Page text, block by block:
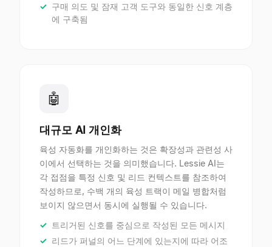
구매 의도 및 잠재 고객 도구와 동일한 신호 계층
에 구축됨
🤖
대규모 AI 개인화
육성 자동화를 개인화하는 것은 확장성과 관련성 사
이에서 선택하는 것을 의미했습니다. Lessie AI는
각 접점을 특정 신호 및 리드 컨텍스트를 참조하여
작성하므로, 수백 개의 육성 트랙이 메일 병합처럼
보이지 않으면서 동시에 실행될 수 있습니다.
트리거된 신호를 중심으로 작성된 모든 메시지
리드가 퍼널의 어느 단계에 있는지에 따라 어조